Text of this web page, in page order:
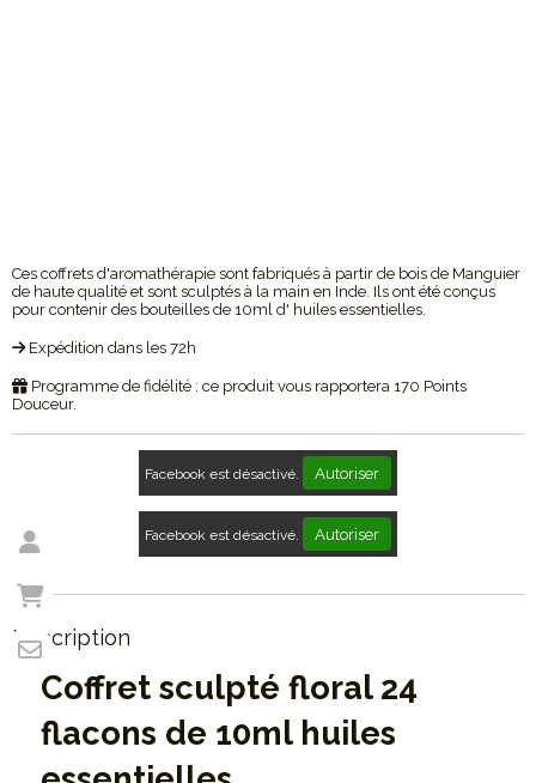
Ces coffrets d'aromathérapie sont fabriqués à partir de bois de Manguier
de haute qualité et sont sculptés à la main en Inde. Ils ont été conçus
pour contenir des bouteilles de 10ml d' huiles essentielles.
Expédition dans les 72h
Programme de fidélité : ce produit vous rapportera 170 Points
Douceur.
Facebook est désactivé. Autoriser
Facebook est désactivé. Autoriser
Description
Coffret sculpté floral 24
flacons de 10ml huiles